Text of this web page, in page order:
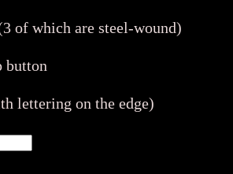
of which are steel-wound)
button
lettering on the edge)